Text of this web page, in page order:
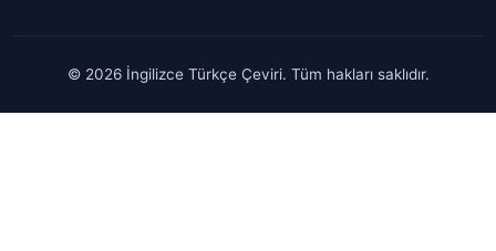
© 2026 İngilizce Türkçe Çeviri. Tüm hakları saklıdır.